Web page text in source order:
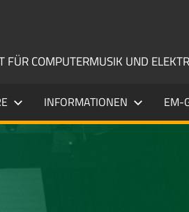
COMPUTERMUSIK UND
INFORMATIONEN EM-